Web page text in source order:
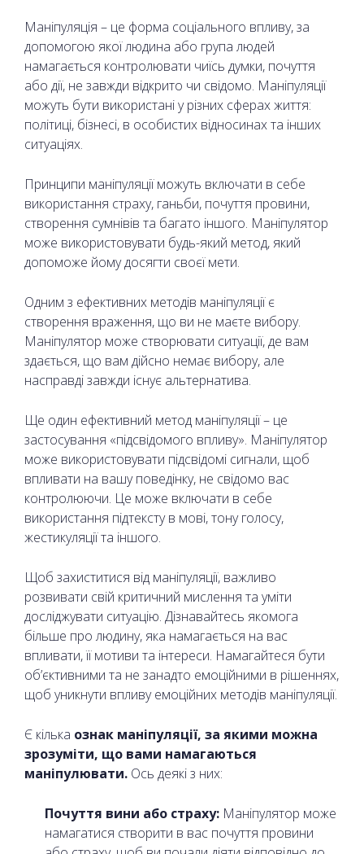
Маніпуляція – це форма соціального впливу, за
допомогою якої людина або група людей
намагається контролювати чиїсь думки, почуття
або дії, не завжди відкрито чи свідомо. Маніпуляції
можуть бути використані у різних сферах життя:
політиці, бізнесі, в особистих відносинах та інших
ситуаціях.
Принципи маніпуляції можуть включати в себе
використання страху, ганьби, почуття провини,
створення сумнівів та багато іншого. Маніпулятор
може використовувати будь-який метод, який
допоможе йому досягти своєї мети.
Одним з ефективних методів маніпуляції є
створення враження, що ви не маєте вибору.
Маніпулятор може створювати ситуації, де вам
здається, що вам дійсно немає вибору, але
насправді завжди існує альтернатива.
Ще один ефективний метод маніпуляції – це
застосування «підсвідомого впливу». Маніпулятор
може використовувати підсвідомі сигнали, щоб
впливати на вашу поведінку, не свідомо вас
контролюючи. Це може включати в себе
використання підтексту в мові, тону голосу,
жестикуляції та іншого.
Щоб захиститися від маніпуляції, важливо
розвивати свій критичний мислення та уміти
досліджувати ситуацію. Дізнавайтесь якомога
більше про людину, яка намагається на вас
впливати, її мотиви та інтереси. Намагайтеся бути
об’єктивними та не занадто емоційними в рішеннях,
щоб уникнути впливу емоційних методів маніпуляції.
Є кілька ознак маніпуляції, за якими можна
зрозуміти, що вами намагаються
маніпулювати. Ось деякі з них:
Почуття вини або страху: Маніпулятор може
намагатися створити в вас почуття провини